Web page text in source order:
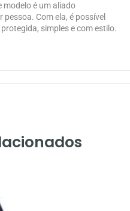
modelo é um aliado
Com ela, é possível
simples e com estilo.